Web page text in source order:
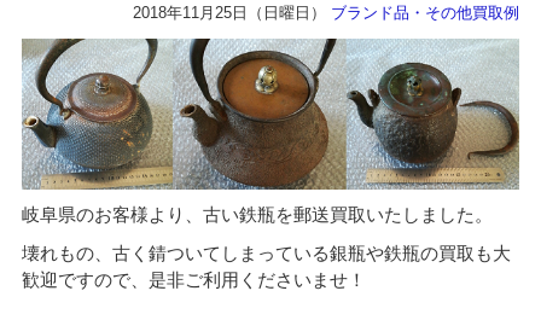
2018年11月25日（日曜日） ブランド品・その他買取例
岐阜県のお客様より、古い鉄瓶を郵送買取いたしました。
壊れもの、古く錆ついてしまっている銀瓶や鉄瓶の買取も大
歓迎ですので、是非ご利用くださいませ！